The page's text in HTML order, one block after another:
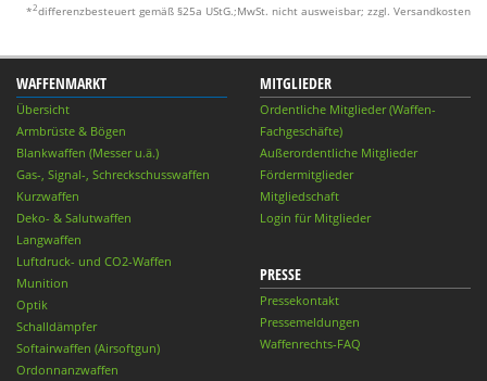
*2differenzbesteuert gemäß §25a UStG.;MwSt. nicht ausweisbar; zzgl. Versandkosten
WAFFENMARKT
Übersicht
Armbrüste & Bögen
Blankwaffen (Messer u.ä.)
Gas-, Signal-, Schreckschusswaffen
Kurzwaffen
Deko- & Salutwaffen
Langwaffen
Luftdruck- und CO2-Waffen
Munition
Optik
Schalldämpfer
Softairwaffen (Airsoftgun)
Ordonnanzwaffen
MITGLIEDER
Ordentliche Mitglieder (Waffen-
Fachgeschäfte)
Außerordentliche Mitglieder
Fördermitglieder
Mitgliedschaft
Login für Mitglieder
PRESSE
Pressekontakt
Pressemeldungen
Waffenrechts-FAQ